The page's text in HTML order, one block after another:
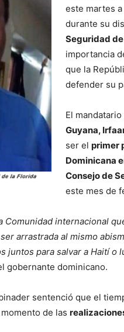
este martes a
durante su
Seguridad
importancia
que la
defender su
El
Guyana,
ser el primer
Dominicana
Consejo de
este mes de
Comunidad internacional
arrastrada al mismo
juntos para salvar a Haití
gobernante dominicano.
sentenció que el
de las